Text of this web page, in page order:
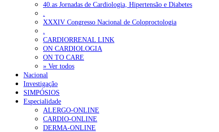
40.as Jornadas de Cardiologia, Hipertensão e Diabetes
XXXIV Congresso Nacional de Coloproctologia
CARDIORRENAL LINK
ON CARDIOLOGIA
ON TO CARE
» Ver todos
Nacional
Investigação
SIMPÓSIOS
Especialidade
ALERGO-ONLINE
CARDIO-ONLINE
DERMA-ONLINE